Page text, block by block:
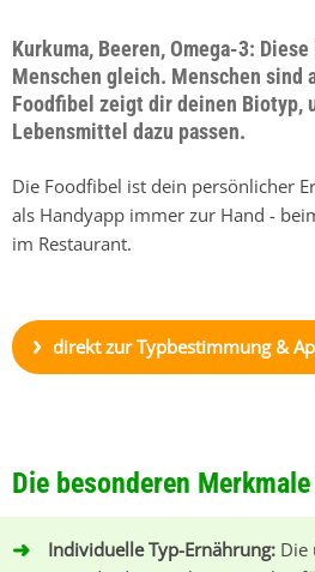
Kurkuma, Beeren, Omega-3:
Menschen gleich. Menschen sind
Foodfibel zeigt dir deinen Biotyp,
Lebensmittel dazu passen.
Die Foodfibel ist dein persönlicher
als Handyapp immer zur Hand -
im Restaurant.
direkt zur Typbestimmung &
Die besonderen
Individuelle Typ-Ernährung: Die